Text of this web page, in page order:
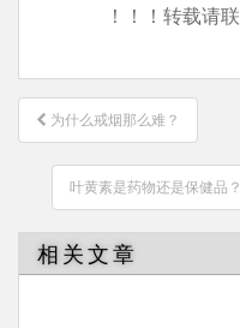
！！！转载请
文
章
为什么戒烟那么难？
叶黄素是药物还是保健品
相关文章